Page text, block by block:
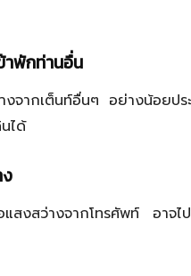
าพักท่านอื่น
างจากเต็นท์อื่นๆ อย่างน้อย
ได้
แสงสว่างจากโทรศัพท์ อาจ